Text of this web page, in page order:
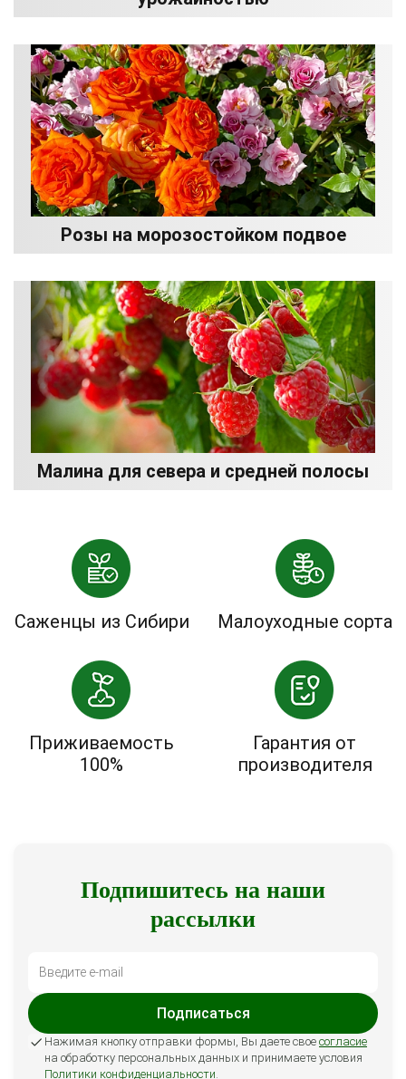
Розы на морозостойком подвое
Малина для севера и средней полосы
Саженцы из Сибири Малоуходные сорта
Приживаемость
100%
Гарантия от
производителя
Подпишитесь на наши
рассылки
Подписаться
Нажимая кнопку отправки формы, Вы даете свое согласие
на обработку персональных данных и принимаете условия
Политики конфиденциальности.